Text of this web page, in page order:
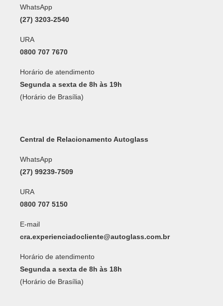
WhatsApp
(27) 3203-2540
URA
0800 707 7670
Horário de atendimento
Segunda a sexta de 8h às 19h
(Horário de Brasília)
Central de Relacionamento Autoglass
WhatsApp
(27) 99239-7509
URA
0800 707 5150
E-mail
cra.experienciadocliente@autoglass.com.br
Horário de atendimento
Segunda a sexta de 8h às 18h
(Horário de Brasília)